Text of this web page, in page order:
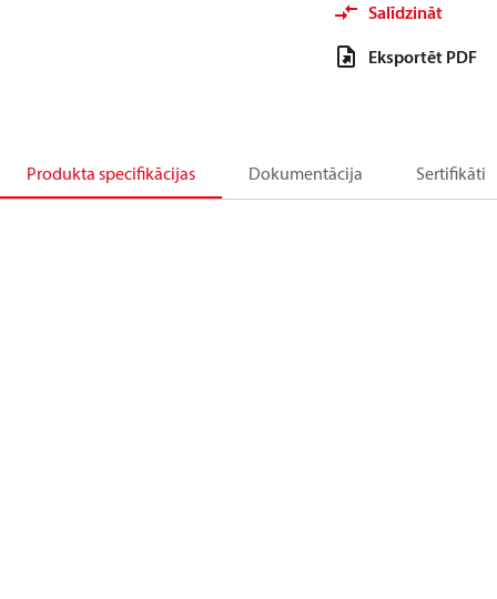
Salīdzināt
Eksportēt PDF
Produkta specifikācijas Dokumentācija Sertifikāti